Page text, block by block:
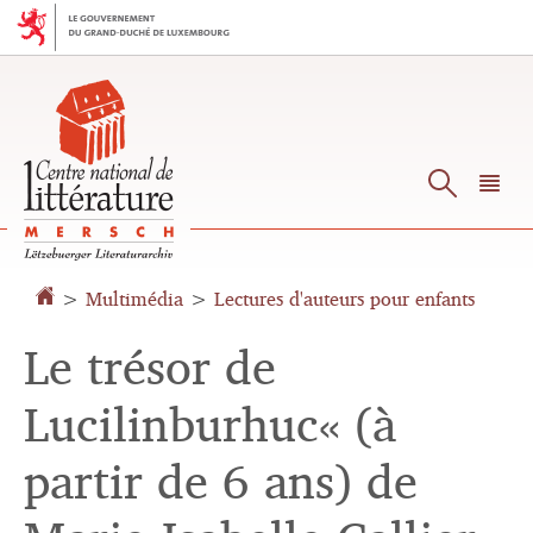
Aller
navigation
Aller
> Multimédia > Lectures d'auteurs pour enfants
Le trésor de
Lucilinburhuc« (à
partir de 6 ans) de